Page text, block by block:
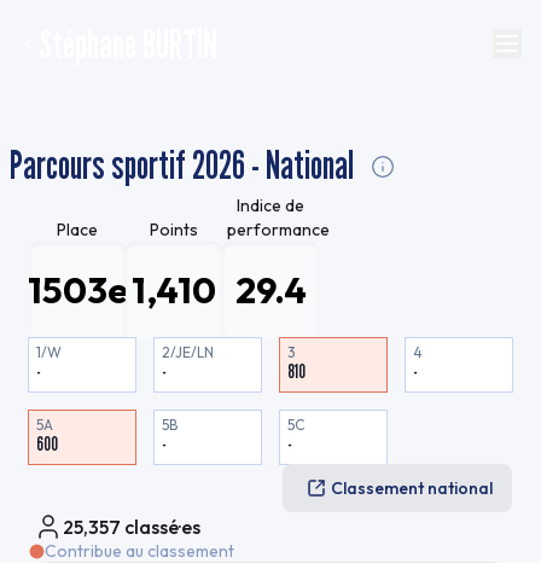
Parcours sportif 2026 - National
Place
1503e
Points
1,410
Indice de
performance
29.4
1/W
-
2/JE/LN
-
3
810
4
-
5A
600
5B
-
5C
-
Classement national
25,357 classé·es
Contribue au classement